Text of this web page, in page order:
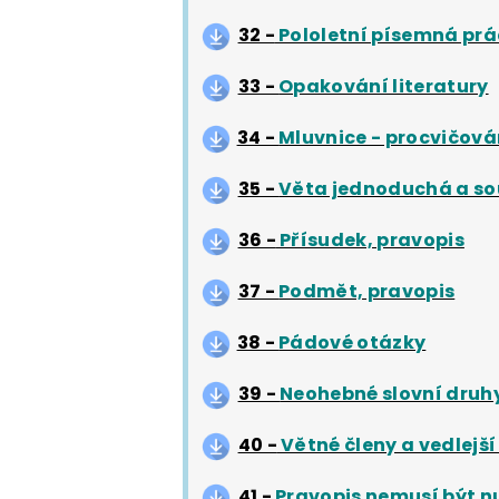
32 - Pololetní písemná
33 - Opakování literatury
34 - Mluvnice -
35 -Věta jednoduchá a
36 - Přísudek, pravopis
37 - Podmět, pravopis
38 - Pádové otázky
39 - Neohebné slovní
40 -Větné členy a